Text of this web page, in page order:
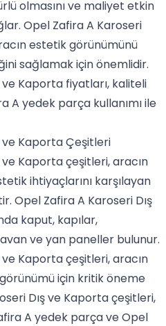
olmasını ve maliyet etkin
Opel Zafira A Karoseri
estetik görünümünü
sağlamak için önemlidir.
Kaporta fiyatları, kaliteli
A yedek parça kullanımı ile
ve Kaporta Çeşitleri
Kaporta çeşitleri, aracın
ihtiyaçlarını karşılayan
Opel Zafira A Karoseri Dış
kaput, kapılar,
ve yan paneller bulunur.
Kaporta çeşitleri, aracın
için kritik öneme
Dış ve Kaporta çeşitleri,
A yedek parça ve Opel